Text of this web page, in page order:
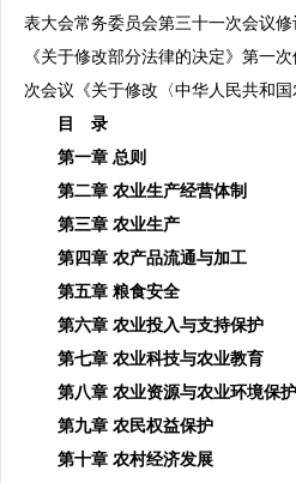
表大会常务委员会第三十一次会议
《关于修改部分法律的决定》第一
次会议《关于修改〈中华人民共和
目 录
第一章 总则
第二章 农业生产经营体制
第三章 农业生产
第四章 农产品流通与加工
第五章 粮食安全
第六章 农业投入与支持保护
第七章 农业科技与农业教育
第八章 农业资源与农业环境保护
第九章 农民权益保护
第十章 农村经济发展